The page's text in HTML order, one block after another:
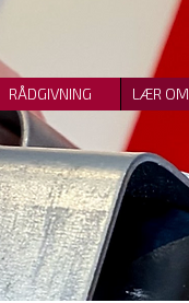
RÅDGIVNING LÆR OM